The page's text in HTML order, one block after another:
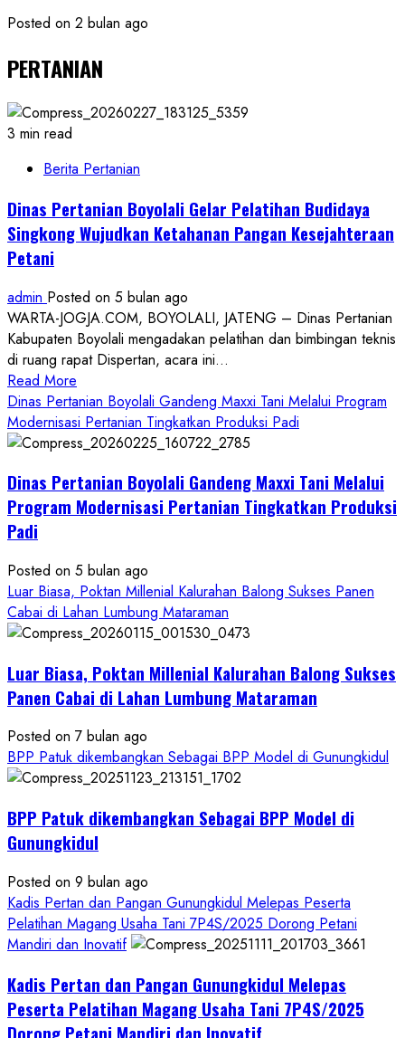
Posted on 2 bulan ago
PERTANIAN
3 min read
Berita Pertanian
Dinas Pertanian Boyolali Gelar Pelatihan Budidaya
Singkong Wujudkan Ketahanan Pangan Kesejahteraan
Petani
admin Posted on 5 bulan ago
WARTA-JOGJA.COM, BOYOLALI, JATENG – Dinas Pertanian
Kabupaten Boyolali mengadakan pelatihan dan bimbingan teknis
di ruang rapat Dispertan, acara ini...
Read More
more
about
Dinas
Boyolali
Gelar
Singkong
Wujudkan
Ketahanan
Pangan
Petani
Dinas Pertanian Boyolali Gandeng Maxxi Tani Melalui Program
Modernisasi Pertanian Tingkatkan Produksi Padi
Dinas Pertanian Boyolali Gandeng Maxxi Tani Melalui
Program Modernisasi Pertanian Tingkatkan Produksi
Padi
Posted on 5 bulan ago
Luar Biasa, Poktan Millenial Kalurahan Balong Sukses Panen
Cabai di Lahan Lumbung Mataraman
Luar Biasa, Poktan Millenial Kalurahan Balong Sukses
Panen Cabai di Lahan Lumbung Mataraman
Posted on 7 bulan ago
BPP Patuk dikembangkan Sebagai BPP Model di Gunungkidul
BPP Patuk dikembangkan Sebagai BPP Model di
Gunungkidul
Posted on 9 bulan ago
Kadis Pertan dan Pangan Gunungkidul Melepas Peserta
Pelatihan Magang Usaha Tani 7P4S/2025 Dorong Petani
Mandiri dan Inovatif
Kadis Pertan dan Pangan Gunungkidul Melepas
Peserta Pelatihan Magang Usaha Tani 7P4S/2025
Dorong Petani Mandiri dan Inovatif